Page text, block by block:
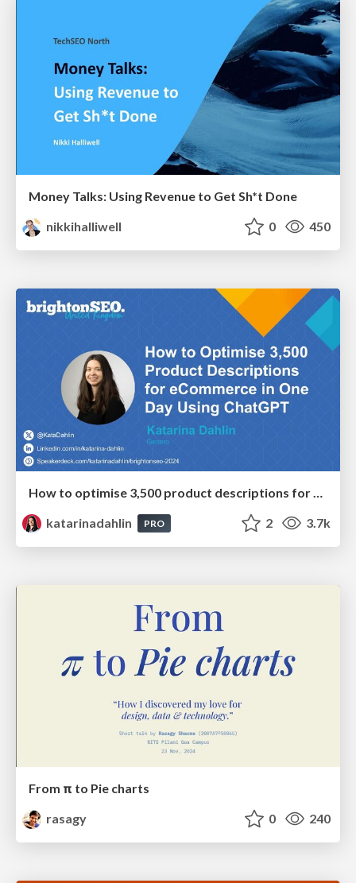
Money Talks: Using Revenue to Get Sh*t Done
nikkihalliwell
0 450
katarinadahlin
PRO 2 3.7k
From π to Pie charts
rasagy
0 240